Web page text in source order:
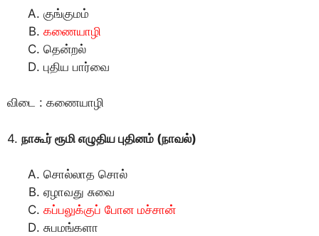
குங்குமம்
கணையாழி
தென்றல்
புதிய பார்வை
விடை : கணையாழி
4. நாகூர் ரூமி எழுதிய புதினம் (நாவல்)
சொல்லாத சொல்
ஏழாவது சுவை
கப்பலுக்குப் போன மச்சான்
சுபமங்களா